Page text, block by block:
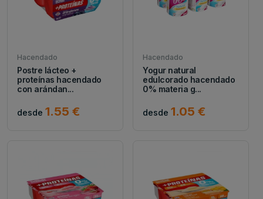
Hacendado
Postre lácteo +
proteínas hacendado
con arándan...
desde 1.55 €
Hacendado
Yogur natural
edulcorado hacendado
0% materia g...
desde 1.05 €